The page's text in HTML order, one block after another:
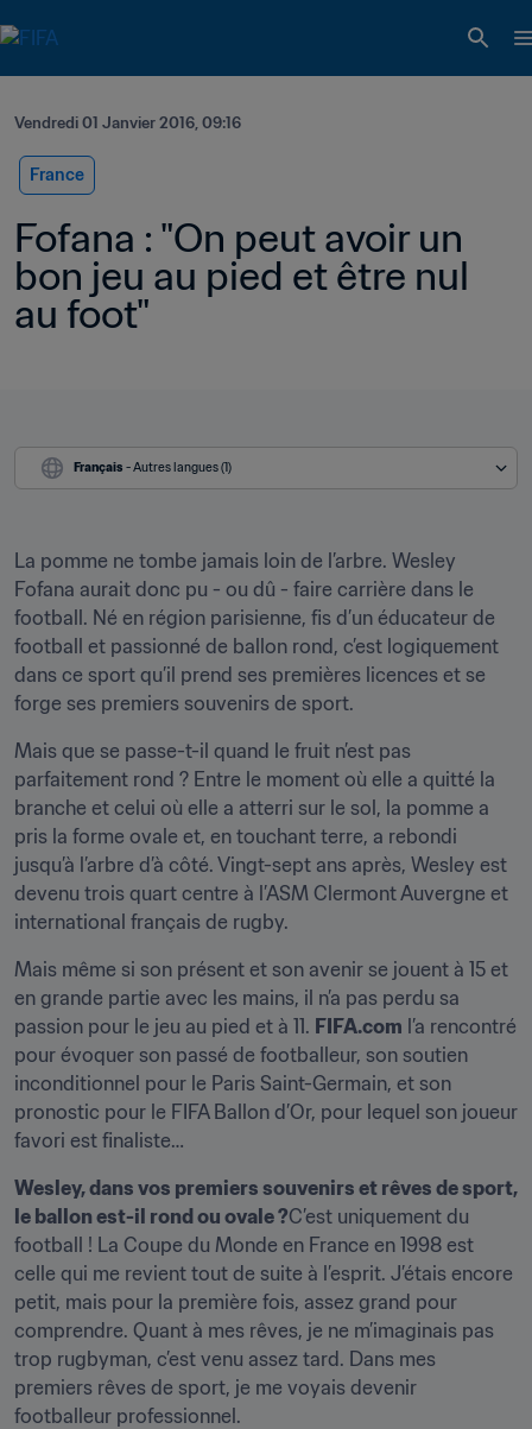
Vendredi 01 Janvier 2016, 09:16
France
Fofana : "On peut avoir un
bon jeu au pied et être nul
au foot"
Français - Autres langues (1)
La pomme ne tombe jamais loin de l’arbre. Wesley
Fofana aurait donc pu - ou dû - faire carrière dans le
football. Né en région parisienne, fis d’un éducateur de
football et passionné de ballon rond, c’est logiquement
dans ce sport qu’il prend ses premières licences et se
forge ses premiers souvenirs de sport.
Mais que se passe-t-il quand le fruit n’est pas
parfaitement rond ? Entre le moment où elle a quitté la
branche et celui où elle a atterri sur le sol, la pomme a
pris la forme ovale et, en touchant terre, a rebondi
jusqu’à l’arbre d’à côté. Vingt-sept ans après, Wesley est
devenu trois quart centre à l’ASM Clermont Auvergne et
international français de rugby.
Mais même si son présent et son avenir se jouent à 15 et
en grande partie avec les mains, il n’a pas perdu sa
passion pour le jeu au pied et à 11. FIFA.com l’a rencontré
pour évoquer son passé de footballeur, son soutien
inconditionnel pour le Paris Saint-Germain, et son
pronostic pour le FIFA Ballon d’Or, pour lequel son joueur
favori est finaliste…
Wesley, dans vos premiers souvenirs et rêves de sport,
le ballon est-il rond ou ovale ?C’est uniquement du
football ! La Coupe du Monde en France en 1998 est
celle qui me revient tout de suite à l’esprit. J’étais encore
petit, mais pour la première fois, assez grand pour
comprendre. Quant à mes rêves, je ne m’imaginais pas
trop rugbyman, c’est venu assez tard. Dans mes
premiers rêves de sport, je me voyais devenir
footballeur professionnel.